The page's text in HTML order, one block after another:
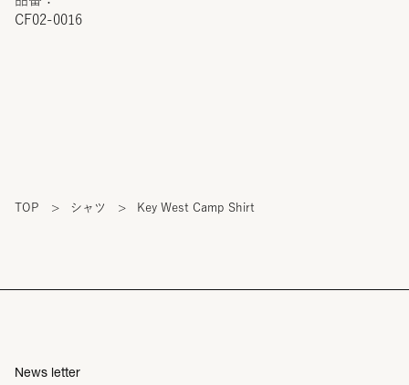
CF02-0016
TOP > シャツ > Key West Camp Shirt
News letter